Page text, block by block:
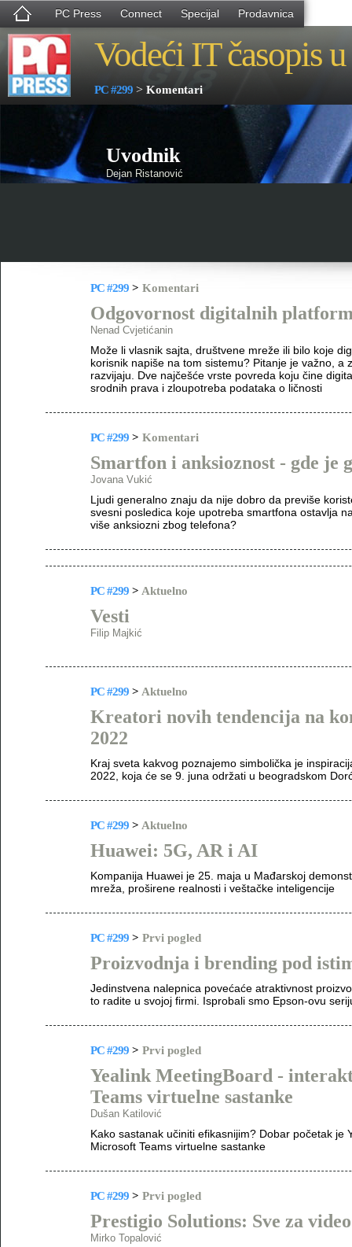
PC Press Connect Specijal Prodavnica
Vodeći IT časopis
PC #299 > Komentari
Uvodnik
Dejan Ristanović
PC #299 > Komentari
Odgovornost digitalnih
Nenad Cvjetićanin
Može li vlasnik sajta, društvene mreže ili bilo koje
korisnik napiše na tom sistemu? Pitanje je važno, a
razvijaju. Dve najčešće vrste povreda koju čine
srodnih prava i zloupotreba podataka o ličnosti
PC #299 > Komentari
Smartfon i anksioznost - gde je
Jovana Vukić
Ljudi generalno znaju da nije dobro da previše
svesni posledica koje upotreba smartfona ostavlja
više anksiozni zbog telefona?
PC #299 > Aktuelno
Vesti
Filip Majkić
PC #299 > Aktuelno
Kreatori novih tendencija na
2022
Kraj sveta kakvog poznajemo simbolička je
2022, koja će se 9. juna održati u beogradskom
PC #299 > Aktuelno
Huawei: 5G, AR i AI
Kompanija Huawei je 25. maja u Mađarskoj
mreža, proširene realnosti i veštačke inteligencije
PC #299 > Prvi pogled
Proizvodnja i brending pod
Jedinstvena nalepnica povećaće atraktivnost
to radite u svojoj firmi. Isprobali smo Epson-ovu
PC #299 > Prvi pogled
Yealink MeetingBoard -
Teams virtuelne sastanke
Dušan Katilović
Kako sastanak učiniti efikasnijim? Dobar početak je
Microsoft Teams virtuelne sastanke
PC #299 > Prvi pogled
Prestigio Solutions: Sve za
Mirko Topalović